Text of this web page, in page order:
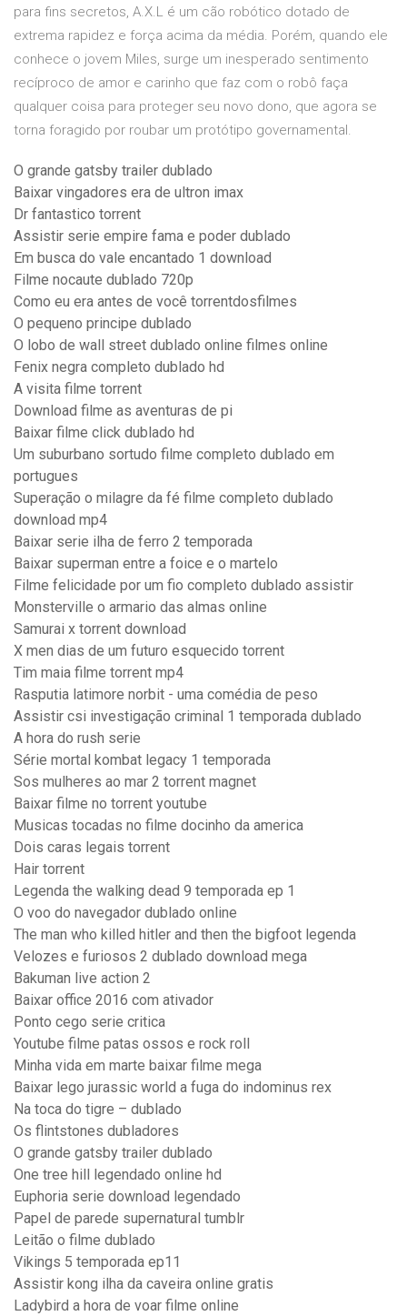
para fins secretos, A.X.L é um cão robótico dotado de
extrema rapidez e força acima da média. Porém, quando ele
conhece o jovem Miles, surge um inesperado sentimento
recíproco de amor e carinho que faz com o robô faça
qualquer coisa para proteger seu novo dono, que agora se
torna foragido por roubar um protótipo governamental.
O grande gatsby trailer dublado
Baixar vingadores era de ultron imax
Dr fantastico torrent
Assistir serie empire fama e poder dublado
Em busca do vale encantado 1 download
Filme nocaute dublado 720p
Como eu era antes de você torrentdosfilmes
O pequeno principe dublado
O lobo de wall street dublado online filmes online
Fenix negra completo dublado hd
A visita filme torrent
Download filme as aventuras de pi
Baixar filme click dublado hd
Um suburbano sortudo filme completo dublado em
portugues
Superação o milagre da fé filme completo dublado
download mp4
Baixar serie ilha de ferro 2 temporada
Baixar superman entre a foice e o martelo
Filme felicidade por um fio completo dublado assistir
Monsterville o armario das almas online
Samurai x torrent download
X men dias de um futuro esquecido torrent
Tim maia filme torrent mp4
Rasputia latimore norbit - uma comédia de peso
Assistir csi investigação criminal 1 temporada dublado
A hora do rush serie
Série mortal kombat legacy 1 temporada
Sos mulheres ao mar 2 torrent magnet
Baixar filme no torrent youtube
Musicas tocadas no filme docinho da america
Dois caras legais torrent
Hair torrent
Legenda the walking dead 9 temporada ep 1
O voo do navegador dublado online
The man who killed hitler and then the bigfoot legenda
Velozes e furiosos 2 dublado download mega
Bakuman live action 2
Baixar office 2016 com ativador
Ponto cego serie critica
Youtube filme patas ossos e rock roll
Minha vida em marte baixar filme mega
Baixar lego jurassic world a fuga do indominus rex
Na toca do tigre – dublado
Os flintstones dubladores
O grande gatsby trailer dublado
One tree hill legendado online hd
Euphoria serie download legendado
Papel de parede supernatural tumblr
Leitão o filme dublado
Vikings 5 temporada ep11
Assistir kong ilha da caveira online gratis
Ladybird a hora de voar filme online